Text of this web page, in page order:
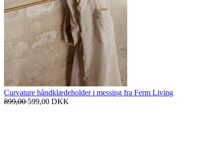
Curvature håndklædeholder i messing fra Ferm Living
899,00599,00 DKK